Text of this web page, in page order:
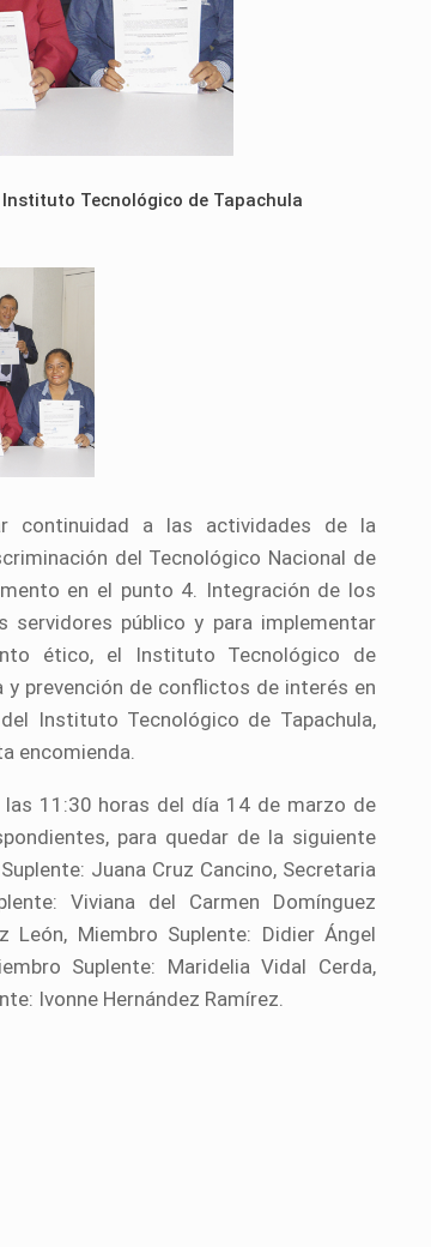
Tecnológico de Tapachula
continuidad a las actividades de la
del Tecnológico Nacional de
en el punto 4. Integración de los
servidores público y para implementar
ético, el Instituto Tecnológico de
prevención de conflictos de interés en
Instituto Tecnológico de Tapachula,
encomienda.
11:30 horas del día 14 de marzo de
para quedar de la siguiente
Juana Cruz Cancino, Secretaria
Viviana del Carmen Domínguez
León, Miembro Suplente: Didier Ángel
Suplente: Maridelia Vidal Cerda,
Ivonne Hernández Ramírez.